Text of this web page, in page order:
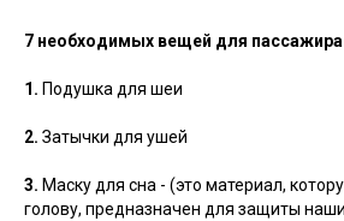
7 необходимых вещей для пассажира
1. Подушка для шеи
2. Затычки для ушей
3. Маску для сна - (это материал,
голову, предназначен для защиты